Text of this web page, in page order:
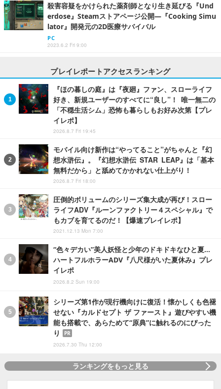
殺害容疑をかけられた薬剤師となり生き延びる『Und
erdose』Steamストアページ公開―『Cooking Simu
lator』開発元の2D医療サバイバル
PC
2023.6.2 Fri 9:00
プレイレポートアクセスランキング
『ほの暮しの庭』は『夜廻』ファン、スローライフ
好き、新規ユーザーのすべてに“良し”！ 唯一無二の
「不穏生活シム」恐怖も暮らしもお好み次第【プレ
イレポ】
2026.8.7 Fri 19:45
モバイル向け新作は“やってること”がちゃんと『幻
想水滸伝』。『幻想水滸伝 STAR LEAP』は「基本
無料だから」と舐めてかかれない仕上がり！
2026.8.7 Fri 18:00
圧倒的ボリュームのシリーズ集大成が再び！スロー
ライフADV『ルーンファクトリー４スペシャル』で
もカブを育てるのだ！【爆速プレイレポ】
2021.12.13 Mon 7:00
“色々デカい”美人妖怪と少年のドキドキなひと夏…
ハートフルホラーADV『八尺様がいた夏休み』プレ
イレポ
2026.8.2 Sun 19:00
シリーズ第1作が現行機向けに復活！懐かしくも色褪
せない『カルドセプト ザ ファースト』遊びやすい機
能も搭載で、あらためて“原典”に触れるのにぴった
り
PR
2026.7.30 Thu 12:00
ランキングをもっと見る